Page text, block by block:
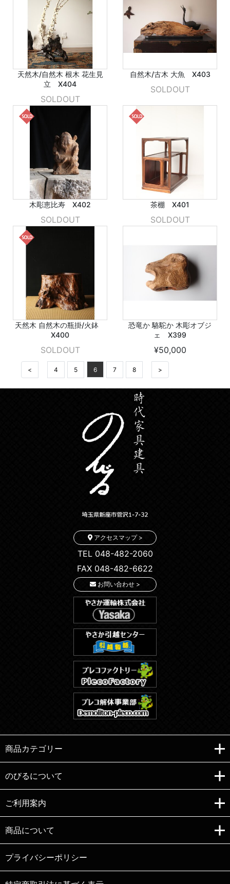
天然木/自然木 根木 花生見
立 X404
SOLDOUT
自然木/古木 大魚 X403
SOLDOUT
木彫恵比寿 X402
SOLDOUT
茶棚 X401
SOLDOUT
天然木 自然木の瓶掛/火鉢
X400
SOLDOUT
恐竜か 駱駝か 木彫オブジ
ェ X399
¥50,000
< 4 5 6 7 8 >
アクセスマップ >
TEL 048-482-2060
FAX 048-482-6622
お問い合わせ >
商品カテゴリー
のびるについて
ご利用案内
商品について
プライバシーポリシー
Copyright (C)e-nobiru All right reserved.